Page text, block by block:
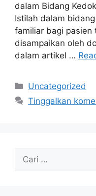
dalam Bidang
Istilah dalam
familiar bagi pasien
disampaikan oleh
dalam artikel …
Kategori
Uncategorized
Tinggalkan
untuk: